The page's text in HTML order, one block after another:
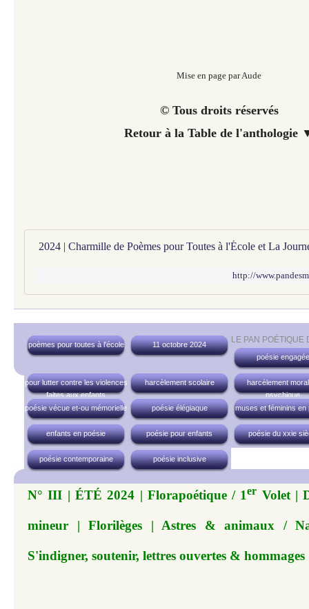
Mise en page par Aude
© Tous droits réservés
Retour à la Table de l'anthologie
http://
LE PAN POÉTIQUE
poèmes pour toutes à l'école
11 octobre 2024
poésie engagée
pour lutter contre les violences
faites aux enfants
harcèlement scolaire
harcèlement
psychique
poésie vécue et-ou mémorielle
poésie élégiaque muses et féminins en
enfants en poésie poésie pour enfants poésie du xxie
poésie contemporaine poésie inclusive
N° III | ÉTÉ 2024 | Florapoétique / 1er Volet |
mineur | Florilèges | Astres & animaux /
S'indigner, soutenir, lettres ouvertes & hommages